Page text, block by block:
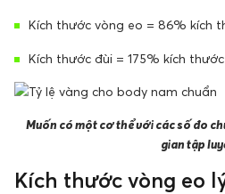
Kích thước vòng eo = 86% kích
Kích thước đùi = 175% kích
Muốn có một cơ thể với các số đo
gian tập
Kích thước vòng eo